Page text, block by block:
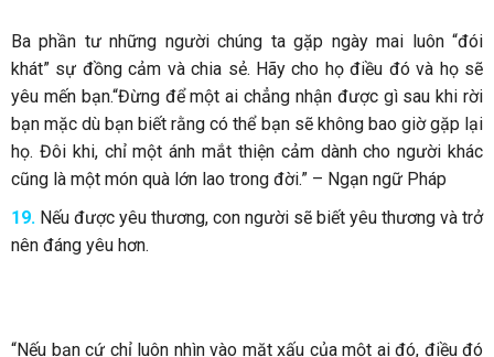
Ba phần tư những người chúng ta gặp ngày mai luôn “đói
khát” sự đồng cảm và chia sẻ. Hãy cho họ điều đó và họ sẽ
yêu mến bạn.“Đừng để một ai chẳng nhận được gì sau khi rời
bạn mặc dù bạn biết rằng có thể bạn sẽ không bao giờ gặp lại
họ. Đôi khi, chỉ một ánh mắt thiện cảm dành cho người khác
cũng là một món quà lớn lao trong đời.” – Ngạn ngữ Pháp
19. Nếu được yêu thương, con người sẽ biết yêu thương và trở
nên đáng yêu hơn.
“Nếu bạn cứ chỉ luôn nhìn vào mặt xấu của một ai đó, điều đó